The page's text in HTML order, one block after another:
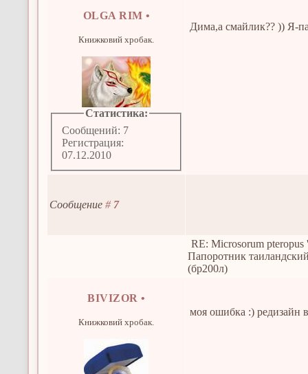
OLGA RIM •
Книжковий хробак.
Статистика:
Сообщений: 7
Регистрация:
07.12.2010
Дима,а смайлик?? )) Я-
Сообщение# 7
RE: Microsorum pteropus
Папоротник
(бр200л)
BIVIZOR •
Книжковий хробак.
моя ошибка :) редизайн